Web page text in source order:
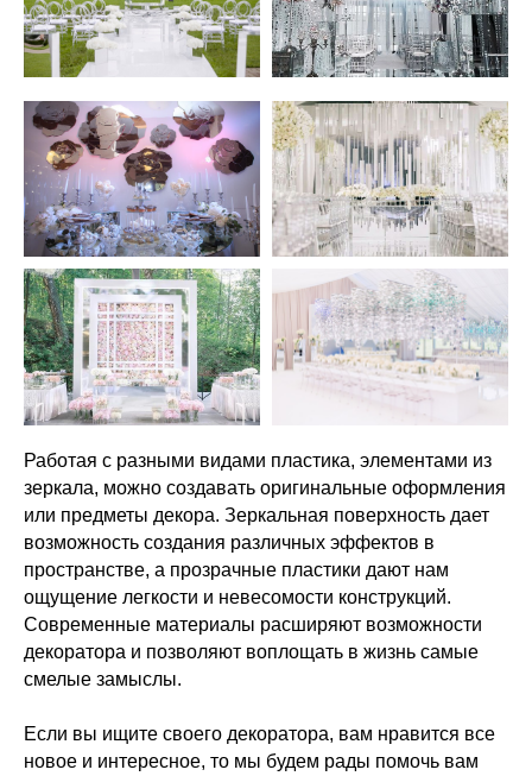
Работая с разными видами пластика, элементами из
зеркала, можно создавать оригинальные оформления
или предметы декора. Зеркальная поверхность дает
возможность создания различных эффектов в
пространстве, а прозрачные пластики дают нам
ощущение легкости и невесомости конструкций.
Современные материалы расширяют возможности
декоратора и позволяют воплощать в жизнь самые
смелые замыслы.
Если вы ищите своего декоратора, вам нравится все
новое и интересное, то мы будем рады помочь вам